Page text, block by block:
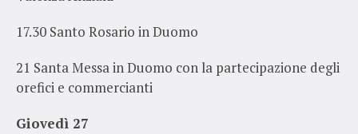
17.30 Santo Rosario in Duomo
21 Santa Messa in Duomo con la partecipazione degli
orefici e commercianti
Giovedì 27